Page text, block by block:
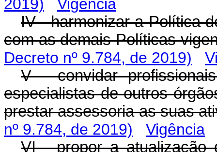
2019)
Vigência
IV - harmonizar a Política
com as demais Políticas
Decreto nº 9.784, de 2019)
V - convidar
especialistas de outros
prestar assessoria as
nº 9.784, de 2019)
Vigência
VI - propor a atualização